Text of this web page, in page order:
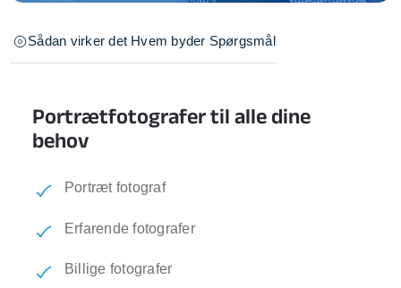
Sådan virker det Hvem byder Spørgsmål
Portrætfotografer til alle dine
behov
Portræt fotograf
Erfarende fotografer
Billige fotografer